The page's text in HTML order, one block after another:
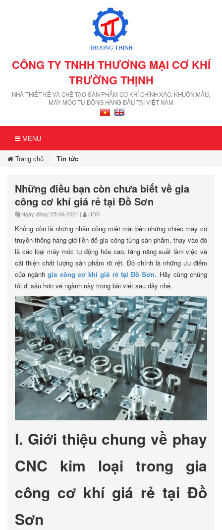
CÔNG TY TNHH THƯƠNG MẠI CƠ KHÍ
TRƯỜNG THỊNH
NHÀ THIẾT KẾ VÀ CHẾ TẠO SẢN PHẨM CƠ KHÍ CHÍNH XÁC, KHUÔN MẪU,
MÁY MÓC TỰ ĐỘNG HÀNG ĐẦU TẠI VIỆT NAM
MENU
Trang chủ Tin tức
Những điều bạn còn chưa biết về gia
công cơ khí giá rẻ tại Đồ Sơn
Ngày đăng: 25-06-2021 | HDB
Không còn là những nhân công miệt mài bên những chiếc máy cơ
truyền thống hàng giờ liền để gia công từng sản phẩm, thay vào đó
là các loại máy móc tự động hóa cao, tăng năng suất làm việc và
cải thiện chất lượng sản phẩm rõ rệt. Đó chính là những ưu điểm
của ngànhgia công cơ khí giá rẻ tại Đồ Sơn. Hãy cùng chúng
tôi đi sâu hơn về ngành này trong bài viết sau đây nhé.
I. Giới thiệu chung về phay
CNC kim loại trong gia
công cơ khí giá rẻ tại Đồ
Sơn